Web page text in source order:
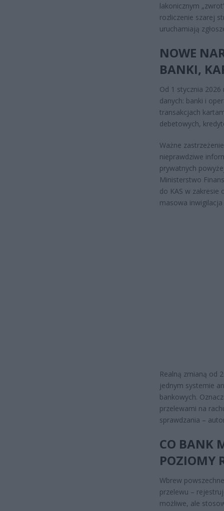
lakonicznym
rozliczenie szarej
uruchamiają
NOWE
BANKI,
Od 1 stycznia
danych: banki i
transakcjach
debetowych,
Ważne
nieprawdziwe
prywatnych
Ministerstwo
do KAS w zakresie
masowa
Realną zmianą od
jednym systemie
bankowych.
przelewami na
sprawdzania –
CO BANK
POZIOMY
Wbrew
przelewu –
możliwe, ale